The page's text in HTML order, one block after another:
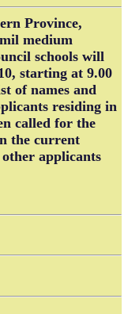
Province,
medium
schools will
starting at 9.00
of names and
residing in
called for the
the current
applicants